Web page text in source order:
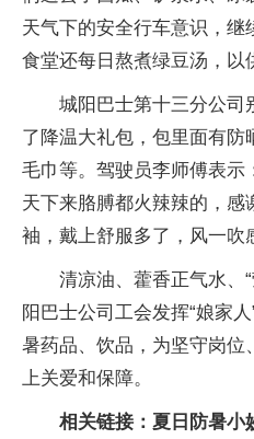
天气下的安全行车意识，继
食堂还每日熬煮绿豆汤，以
城阳巴士第十三分公司
了降温大礼包，包里面有
毛巾等。驾驶员李师傅表示
天下来胳膊都火辣辣的，感
袖，戴上舒服多了，风一吹
清凉油、藿香正气水
阳巴士公司工会发挥“娘家
暑药品、饮品，为坚守岗位
上关爱和保障。
相关链接：夏日防暑小